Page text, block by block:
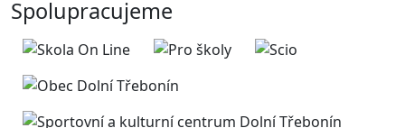
Spolupracujeme